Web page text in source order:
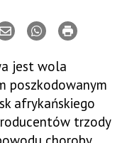
jest wola
poszkodowanym
afrykańskiego
trzody